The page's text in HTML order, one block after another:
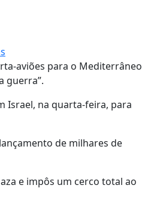
aviões para o Mediterrâneo
guerra”.
Israel, na quarta-feira, para
de milhares de
e impôs um cerco total ao